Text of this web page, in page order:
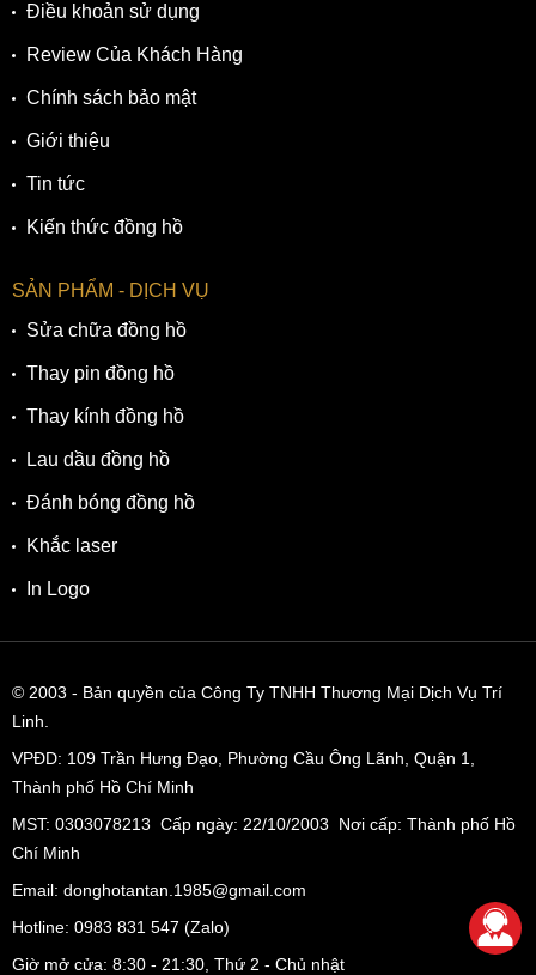
Điều khoản sử dụng
Review Của Khách Hàng
Chính sách bảo mật
Giới thiệu
Tin tức
Kiến thức đồng hồ
SẢN PHẨM - DỊCH VỤ
Sửa chữa đồng hồ
Thay pin đồng hồ
Thay kính đồng hồ
Lau dầu đồng hồ
Đánh bóng đồng hồ
Khắc laser
In Logo
© 2003 - Bản quyền của Công Ty TNHH Thương Mại Dịch Vụ Trí
Linh.
VPĐD: 109 Trần Hưng Đạo, Phường Cầu Ông Lãnh, Quận 1,
Thành phố Hồ Chí Minh
MST: 0303078213 Cấp ngày: 22/10/2003 Nơi cấp: Thành phố Hồ
Chí Minh
Email: donghotantan.1985@gmail.com
Hotline: 0983 831 547 (Zalo)
Giờ mở cửa: 8:30 - 21:30, Thứ 2 - Chủ nhật